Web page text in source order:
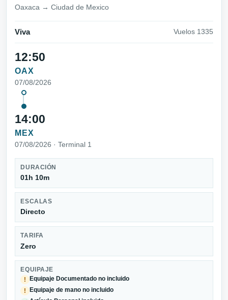
Oaxaca → Ciudad de Mexico
Viva Vuelos 1335
12:50
OAX
07/08/2026
14:00
MEX
07/08/2026 · Terminal 1
DURACIÓN
01h 10m
ESCALAS
Directo
TARIFA
Zero
EQUIPAJE
!
Equipaje Documentado no incluido
! Equipaje de mano no incluido